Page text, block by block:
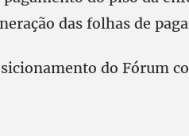
das folhas de
do Fórum